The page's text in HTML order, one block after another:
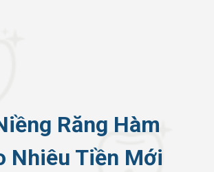
Răng Hàm
Nhiêu Tiền Mới